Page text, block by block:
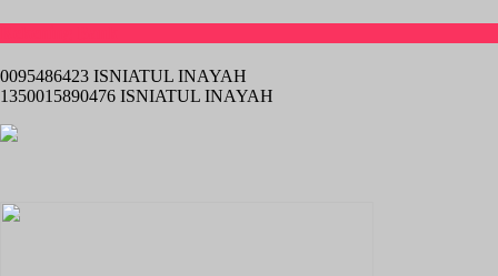
0095486423 ISNIATUL INAYAH
1350015890476 ISNIATUL INAYAH